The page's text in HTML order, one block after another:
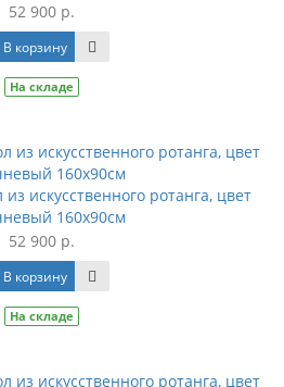
52 900 р.
В корзину
На складе
искусственного ротанга, цвет
160х90см
52 900 р.
В корзину
На складе